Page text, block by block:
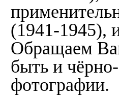
(1941-1945),
Обращаем
быть и
фотографии.